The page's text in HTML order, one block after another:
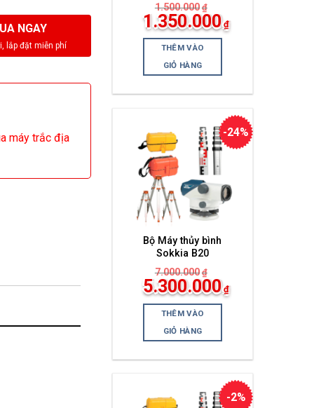
1.500.000 ₫
Giá
gốc
là:
1.500.000₫.
1.350.000 ₫
Giá
hiện
tại
là:
1.350.000₫.
THÊM VÀO
GIỎ HÀNG
-24%
Bộ Máy thủy bình
Sokkia B20
7.000.000 ₫
Giá
gốc
là:
7.000.000₫.
5.300.000 ₫
Giá
hiện
tại
là:
5.300.000₫.
THÊM VÀO
GIỎ HÀNG
-2%
NGAY
máy trắc địa